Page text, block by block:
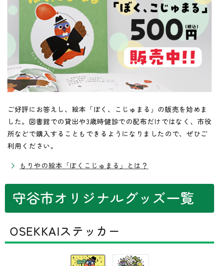
ご好評にお答えし、絵本「ぼく、こじゅまる」の販売を始めま
した。図書館での貸出や3歳時健診での配布だけではなく、市役
所などで購入することもできるようになりましたので、ぜひご
利用ください。
もりやの絵本「ぼくこじゅまる」とは？
守谷市オリジナルグッズ一覧
OSEKKAIステッカー